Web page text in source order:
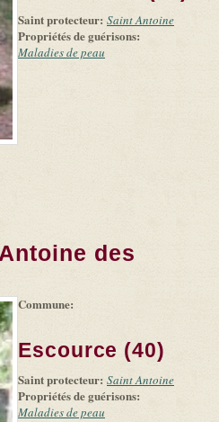
Saint protecteur: Saint Antoine
Propriétés de guérisons:
Maladies de peau
des
-
(link is
|
is
©
Commune:
Escource (40)
Saint protecteur: Saint Antoine
Propriétés de guérisons:
Maladies de peau